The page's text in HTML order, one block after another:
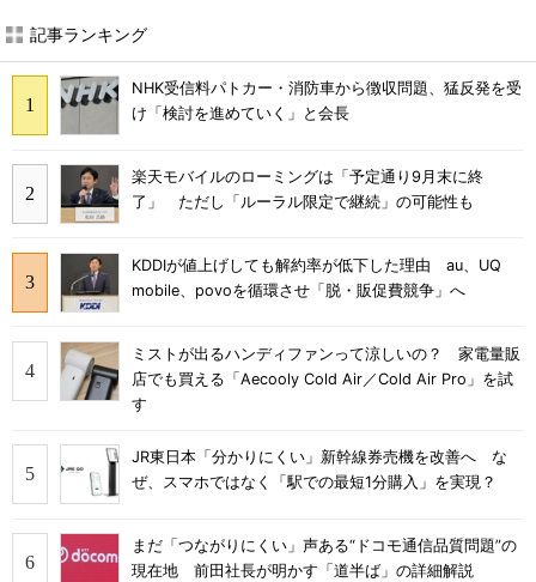
記事ランキング
NHK受信料パトカー・消防車から徴収問題、猛反発を受
け「検討を進めていく」と会長
楽天モバイルのローミングは「予定通り9月末に終
了」 ただし「ルーラル限定で継続」の可能性も
KDDIが値上げしても解約率が低下した理由 au、UQ
mobile、povoを循環させ「脱・販促費競争」へ
ミストが出るハンディファンって涼しいの？ 家電量販
店でも買える「Aecooly Cold Air／Cold Air Pro」を試
す
JR東日本「分かりにくい」新幹線券売機を改善へ な
ぜ、スマホではなく「駅での最短1分購入」を実現？
まだ「つながりにくい」声ある“ドコモ通信品質問題”の
現在地 前田社長が明かす「道半ば」の詳細解説